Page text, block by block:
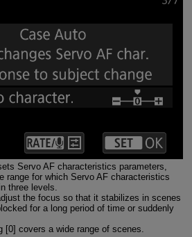
Servo AF characteristics parameters,
range for which Servo AF characteristics
three levels.
the focus so that it stabilizes in scenes
for a long period of time or suddenly
[0] covers a wide range of scenes.